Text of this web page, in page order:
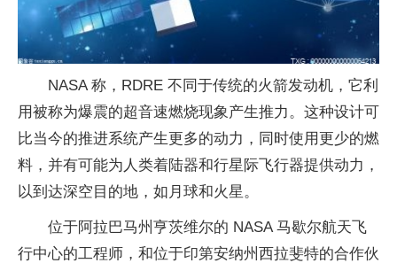
NASA 称，RDRE 不同于传统的火箭发动机，它利
用被称为爆震的超音速燃烧现象产生推力。这种设计可
比当今的推进系统产生更多的动力，同时使用更少的燃
料，并有可能为人类着陆器和行星际飞行器提供动力，
以到达深空目的地，如月球和火星。
位于阿拉巴马州亨茨维尔的 NASA 马歇尔航天飞
行中心的工程师，和位于印第安纳州西拉斐特的合作伙